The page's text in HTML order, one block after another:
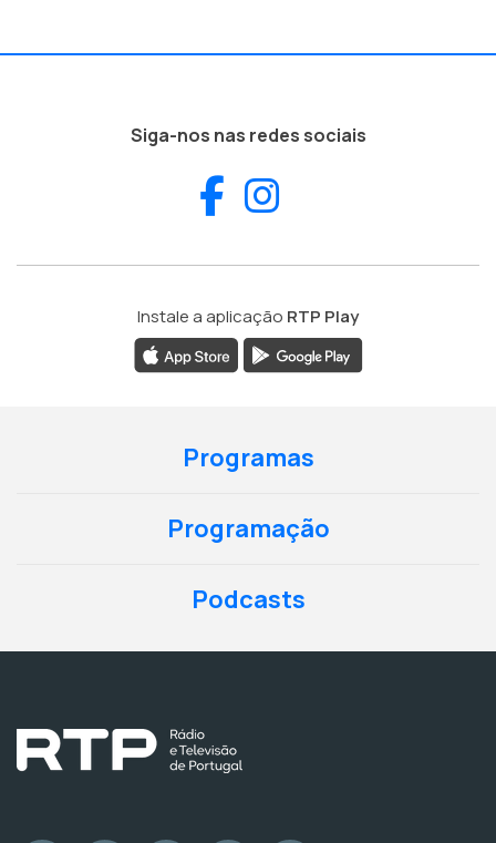
Siga-nos nas redes sociais
Facebook
Instale a aplicação RTP Play
Programas
Programação
Podcasts